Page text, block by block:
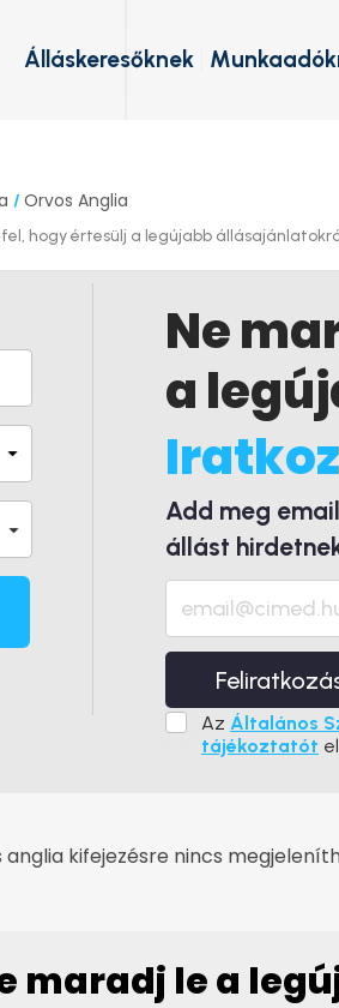
Álláskeresőknek
/ Orvos Anglia
hogy értesülj a legújabb
Ne
a
Add meg
állást
Az Általános
tájékoztatót
anglia kifejezésre nincs
maradj le a